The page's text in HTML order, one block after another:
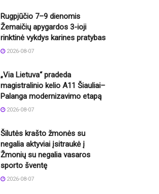
Rugpjūčio 7–9 dienomis
Žemaičių apygardos 3-ioji
rinktinė vykdys karines pratybas
2026-08-07
„Via Lietuva“ pradeda
magistralinio kelio A11 Šiauliai–
Palanga modernizavimo etapą
2026-08-07
Šilutės krašto žmonės su
negalia aktyviai įsitraukė į
Žmonių su negalia vasaros
sporto šventę
2026-08-07